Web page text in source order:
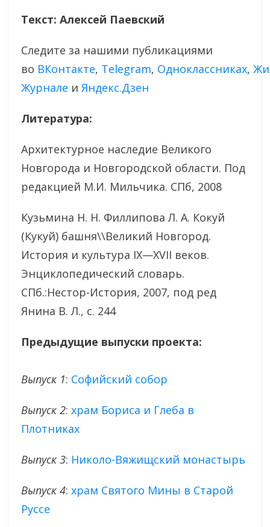
Текст: Алексей Паевский
Следите за нашими публикациями
во ВКонтакте, Тelegram, Одноклассниках,
Журнале и Яндекс.Дзен
Литература:
Архитектурное наследие Великого
Новгорода и Новгородской области. Под
редакцией М.И. Мильчика. СПб, 2008
Кузьмина Н. Н. Филлипова Л. А. Кокуй
(Кукуй) башня\\Великий Новгород.
История и культура IX—XVII веков.
Энциклопедический словарь.
СПб.:Нестор-История, 2007, под ред
Янина В. Л., с. 244
Предыдущие выпуски проекта:
Выпуск 1: Софийский собор
Выпуск 2: храм Бориса и Глеба в
Плотниках
Выпуск 3: Николо-Вяжищский монастырь
Выпуск 4: храм Святого Мины в Старой
Руссе